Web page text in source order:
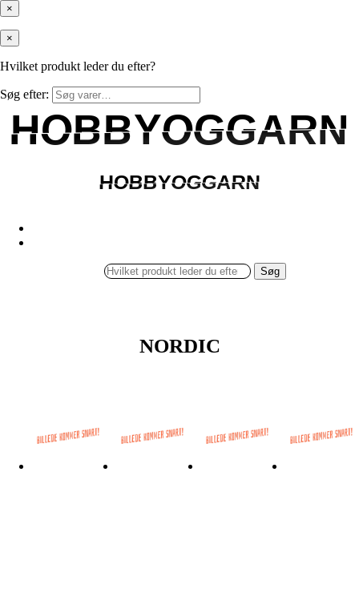
×
×
Hvilket produkt leder du efter?
Søg efter:
HOBBYOGGARN
HOBBYOGGARN
HOBBYOGGARN
HOBBYOGGARN
Søg
NORDIC